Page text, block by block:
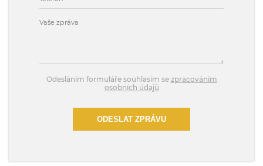
Odesláním formuláře souhlasím se zpracováním
osobních údajů
ODESLAT ZPRÁVU